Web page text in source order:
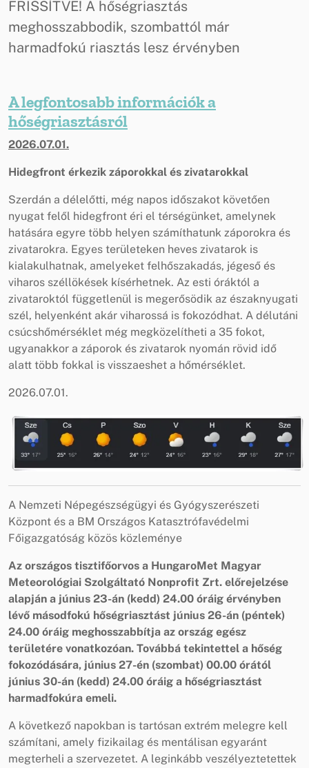
FRISSÍTVE! A hőségriasztás
meghosszabbodik, szombattól már
harmadfokú riasztás lesz érvényben
A legfontosabb információk a
hőségriasztásról
2026.07.01.
Hidegfront érkezik záporokkal és zivatarokkal
Szerdán a délelőtti, még napos időszakot követően
nyugat felől hidegfront éri el térségünket, amelynek
hatására egyre több helyen számíthatunk záporokra és
zivatarokra. Egyes területeken heves zivatarok is
kialakulhatnak, amelyeket felhőszakadás, jégeső és
viharos széllökések kísérhetnek. Az esti óráktól a
zivataroktól függetlenül is megerősödik az északnyugati
szél, helyenként akár viharossá is fokozódhat. A délutáni
csúcshőmérséklet még megközelítheti a 35 fokot,
ugyanakkor a záporok és zivatarok nyomán rövid idő
alatt több fokkal is visszaeshet a hőmérséklet.
2026.07.01.
A Nemzeti Népegészségügyi és Gyógyszerészeti
Központ és a BM Országos Katasztrófavédelmi
Főigazgatóság közös közleménye
Az országos tisztifőorvos a HungaroMet Magyar
Meteorológiai Szolgáltató Nonprofit Zrt. előrejelzése
alapján a június 23-án (kedd) 24.00 óráig érvényben
lévő másodfokú hőségriasztást június 26-án (péntek)
24.00 óráig meghosszabbítja az ország egész
területére vonatkozóan. Továbbá tekintettel a hőség
fokozódására, június 27-én (szombat) 00.00 órától
június 30-án (kedd) 24.00 óráig a hőségriasztást
harmadfokúra emeli.
A következő napokban is tartósan extrém melegre kell
számítani, amely fizikailag és mentálisan egyaránt
megterheli a szervezetet. A leginkább veszélyeztetettek